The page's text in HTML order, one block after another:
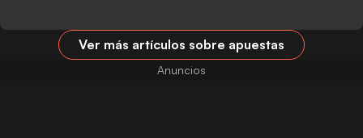
Ver más artículos sobre apuestas